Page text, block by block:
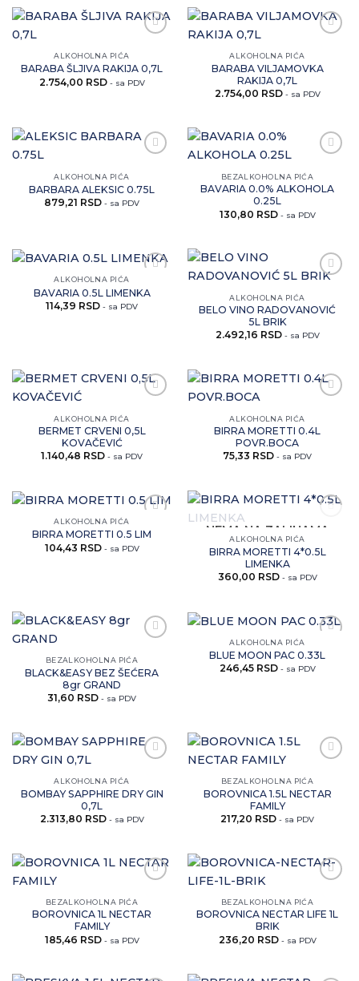
artikal
ALKOHOLNA PIĆA
BARABA ŠLJIVA RAKIJA 0,7L
2.754,00 RSD - sa PDV
artikal
ALKOHOLNA PIĆA
BARABA VILJAMOVKA
RAKIJA 0,7L
2.754,00 RSD - sa PDV
artikal
ALKOHOLNA PIĆA
BARBARA ALEKSIC 0.75L
879,21 RSD - sa PDV
artikal
BEZALKOHOLNA PIĆA
BAVARIA 0.0% ALKOHOLA
0.25L
130,80 RSD - sa PDV
ovaj
artikal
ALKOHOLNA PIĆA
BAVARIA 0.5L LIMENKA
114,39 RSD - sa PDV
artikal
ALKOHOLNA PIĆA
BELO VINO RADOVANOVIĆ
5L BRIK
2.492,16 RSD - sa PDV
artikal
ALKOHOLNA PIĆA
BERMET CRVENI 0,5L
KOVAČEVIĆ
1.140,48 RSD - sa PDV
artikal
ALKOHOLNA PIĆA
BIRRA MORETTI 0.4L
POVR.BOCA
75,33 RSD - sa PDV
ovaj
artikal
ALKOHOLNA PIĆA
BIRRA MORETTI 0.5 LIM
104,43 RSD - sa PDV
Zaprati
artikal
NEMA NA ZALIHAMA
ALKOHOLNA PIĆA
BIRRA MORETTI 4*0.5L
LIMENKA
360,00 RSD - sa PDV
artikal
BEZALKOHOLNA PIĆA
BLACK&EASY BEZ ŠEĆERA
8gr GRAND
31,60 RSD - sa PDV
ovaj
artikal
ALKOHOLNA PIĆA
BLUE MOON PAC 0.33L
246,45 RSD - sa PDV
artikal
ALKOHOLNA PIĆA
BOMBAY SAPPHIRE DRY GIN
0,7L
2.313,80 RSD - sa PDV
artikal
BEZALKOHOLNA PIĆA
BOROVNICA 1.5L NECTAR
FAMILY
217,20 RSD - sa PDV
artikal
BEZALKOHOLNA PIĆA
BOROVNICA 1L NECTAR
FAMILY
185,46 RSD - sa PDV
artikal
BEZALKOHOLNA PIĆA
BOROVNICA NECTAR LIFE 1L
BRIK
236,20 RSD - sa PDV